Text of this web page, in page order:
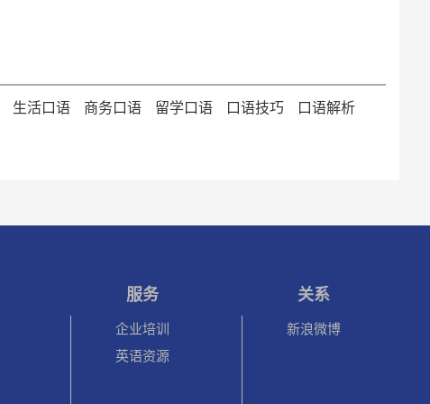
生活口语 商务口语 留学口语 口语技巧 口语解析
服务
企业培训
英语资源
关系
新浪微博